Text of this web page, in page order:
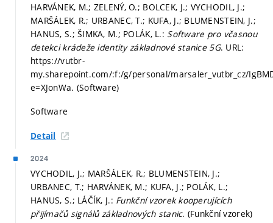
HARVÁNEK, M.; ZELENÝ, O.; BOLCEK, J.; VYCHODIL, J.;
MARŠÁLEK, R.; URBANEC, T.; KUFA, J.; BLUMENSTEIN, J.;
HANUS, S.; ŠIMKA, M.; POLÁK, L.: Software pro včasnou
detekci krádeže identity základnové stanice 5G. URL:
https://vutbr-
my.sharepoint.com/:f:/g/personal/marsaler_vutbr_cz/
e=XJonWa. (Software)
Software
Detail
2024
VYCHODIL, J.; MARŠÁLEK, R.; BLUMENSTEIN, J.;
URBANEC, T.; HARVÁNEK, M.; KUFA, J.; POLÁK, L.;
HANUS, S.; LÁČÍK, J.: Funkční vzorek kooperujících
přijímačů signálů základnových stanic. (Funkční vzorek)